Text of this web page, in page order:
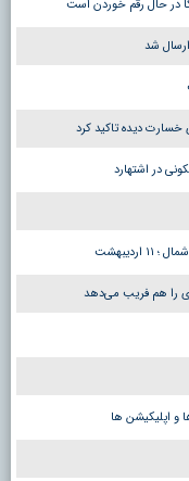
در حال رقم خوردن است
خسارت دیده تاکید کرد
ای را هم فریب می‌دهد
و اپلیکیشن ها